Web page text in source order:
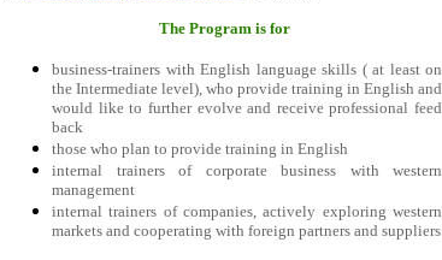
The Program is for
business-trainers with English language skills ( at least on
the Intermediate level), who provide training in English and
would like to further evolve and receive professional feed
back
those who plan to provide training in English
internal trainers of corporate business with western
management
internal trainers of companies, actively exploring western
markets and cooperating with foreign partners and suppliers